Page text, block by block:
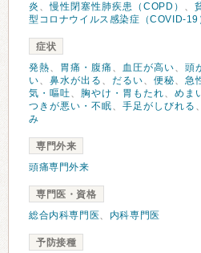
炎 、慢性閉塞性肺疾患（COPD） 、
型コロナウイルス感染症（COVID-19
症状
発熱、 胃痛・腹痛 、 血圧が高い、 頭
い、 鼻水が出る 、 だるい、 便秘、 急
気・嘔吐、 胸やけ・胃もたれ、 めま
つきが悪い・不眠、 手足がしびれる 、
み
専門外来
頭痛専門外来
専門医・資格
総合内科専門医、 内科専門医
予防接種